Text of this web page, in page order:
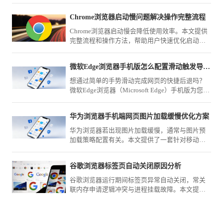
Chrome浏览器启动慢问题解决操作完整流程
Chrome浏览器启动慢会降低使用效率。本文提供
完整流程和操作方法，帮助用户快速优化启动速
微软Edge浏览器手机版怎么配置滑动触发导航控制
想通过简单的手势滑动完成网页的快捷后退吗？
微软Edge浏览器（Microsoft Edge）手机版为您提
华为浏览器手机端网页图片加载缓慢优化方案
华为浏览器若出现图片加载缓慢，通常与图片预
加载策略配置有关。本文提供了一套针对移动网
谷歌浏览器标签页自动关闭原因分析
谷歌浏览器运行期间标签页异常自动关闭，常关
联内存申请逻辑冲突与进程挂载故障。本文提供